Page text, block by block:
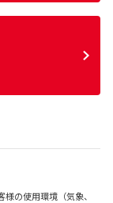
の使用環境（気象、